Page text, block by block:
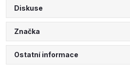
Diskuse
Značka
Ostatní informace